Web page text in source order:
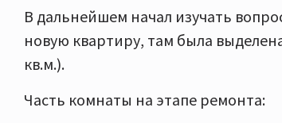
В дальнейшем начал изучать
новую квартиру, там была
кв.м.).
Часть комнаты на этапе ремонта: